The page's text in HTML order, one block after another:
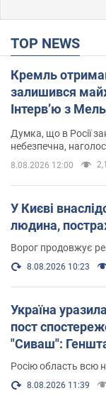
TOP NEWS
Кремль
залишився
Інтерв’ю з
Думка, що в Росії
небезпечна,
8.08.2026 12:00
У Києві
людина,
Ворог продовжує
8.08.2026 10:23
Україна
пост
"Сиваш":
Росію область всю
8.08.2026 11:39